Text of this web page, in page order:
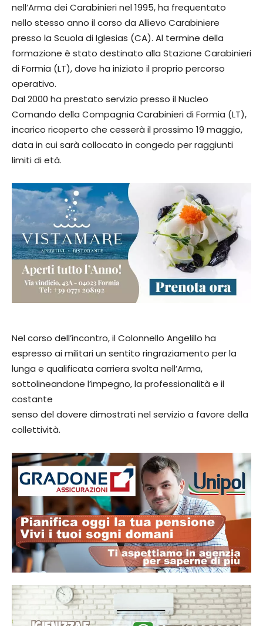
nell’Arma dei Carabinieri nel 1995, ha frequentato
nello stesso anno il corso da Allievo Carabiniere
presso la Scuola di Iglesias (CA). Al termine della
formazione è stato destinato alla Stazione Carabinieri
di Formia (LT), dove ha iniziato il proprio percorso
operativo.
Dal 2000 ha prestato servizio presso il Nucleo
Comando della Compagnia Carabinieri di Formia (LT),
incarico ricoperto che cesserà il prossimo 19 maggio,
data in cui sarà collocato in congedo per raggiunti
limiti di età.
Nel corso dell’incontro, il Colonnello Angelillo ha
espresso ai militari un sentito ringraziamento per la
lunga e qualificata carriera svolta nell’Arma,
sottolineandone l’impegno, la professionalità e il
costante
senso del dovere dimostrati nel servizio a favore della
collettività.